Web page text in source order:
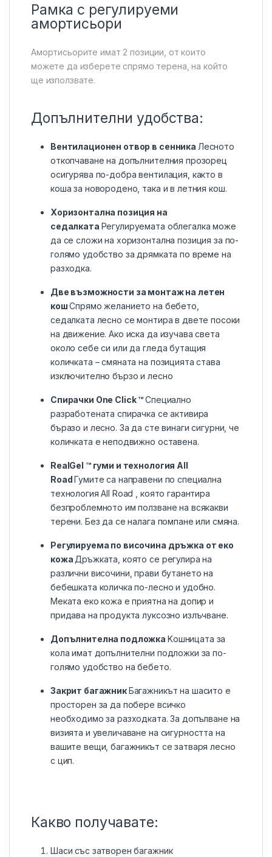
Рамка с регулируеми
амортисьори
Амортисьорите имат 2 позиции, от които
можете да изберете спрямо терена, на който
ще използвате.
Допълнителни удобства:
Вентилационен отвор в сенникa Лесното
откопчаване на допълнителния прозорец
осигурява по-добра вентилация, както в
коша за новородено, така и в летния кош.
Хоризонтална позиция на
седалката Регулируемата облегалка може
да се сложи на хоризонтална позиция за по-
голямо удобство за дрямката по време на
разходка.
Две възможности за монтаж на летен
кошСпрямо желанието на бебето,
седалката лесно се монтира в двете посоки
на движение. Ако иска да изучава света
около себе си или да гледа бутащия
количката – смяната на позицията става
изключително бързо и лесно
Спирачки One Click ™Специално
разработената спирачка се активира
бъразо и лесно. За да сте винаги сигурни, че
количката е неподвижно оставена.
RealGel ™ гуми и технология All
RoadГумите са направени по специална
технология All Road , която гарантира
безпроблемното им ползване на всякакви
терени. Без да се налага помпане или смяна.
Регулируема по височина дръжка от еко
кожа Дръжката, която се регулира на
различни височини, прави бутането на
бебешката количка по-лесно и удобно.
Меката еко кожа е приятна на допир и
придава на продукта луксозно излъчване.
Допълнителнa подложка Kошницата за
кола имат допълнителни подложки за по-
голямо удобство на бебето.
Закрит багажникБагажникът на шасито е
просторен за да побере всичко
необходимо за разходката. За допълване на
визията и увеличаване на сигурността на
вашите вещи, багажникът се затваря лесно
с цип.
Какво получавате:
Шаси със затворен багажник